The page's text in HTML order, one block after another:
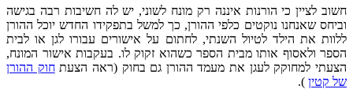
חשוב לציין כי הורנות איננה רק מונח לשוני, יש לה חשיבות רבה בגישה
וביחס שאנחנו נוקטים כלפי ההורן, כך למשל בתפקידו החדש יוכל ההורן
ללוות את הילד לטיול השנתי, לחתום על אישורים עבורו לגן או לבית
הספר ולאסוף אותו מבית הספר כשהוא זקוק לו. בעקבות אישור המונח,
הצעתי למחוקק לעגן את מעמד ההורן גם בחוק (ראה הצעתחוק ההורן
של קטין ).